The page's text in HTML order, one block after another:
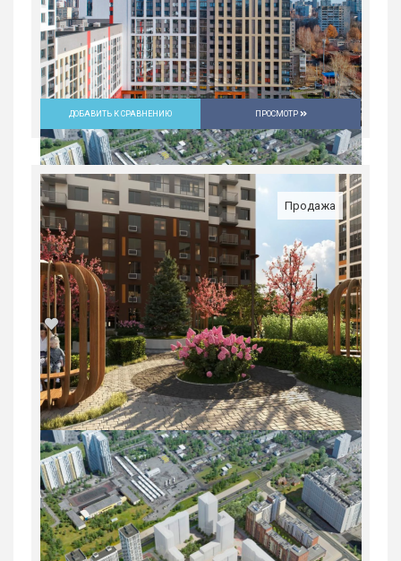
1-комн. квартира в ЖК «Русь» на
ВИЗе...
Россия, Свердловская область,
Екатеринбург
5 547 600 руб.
1 22/31
ДОБАВИТЬ К СРАВНЕНИЮ ПРОСМОТР
Продажа